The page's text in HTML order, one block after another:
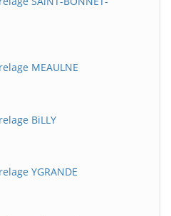
MEAULNE
BiLLY
YGRANDE